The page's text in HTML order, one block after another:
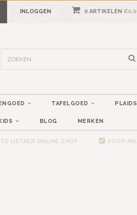
INLOGGEN 0 ARTIKELEN
TAFELGOED PLAIDS
BLOG MERKEN
LIETAER ONLINE SHOP VOOR